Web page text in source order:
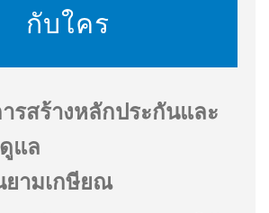
กับใคร
รสร้างหลักประกันและ
แล
ยามเกษียณ